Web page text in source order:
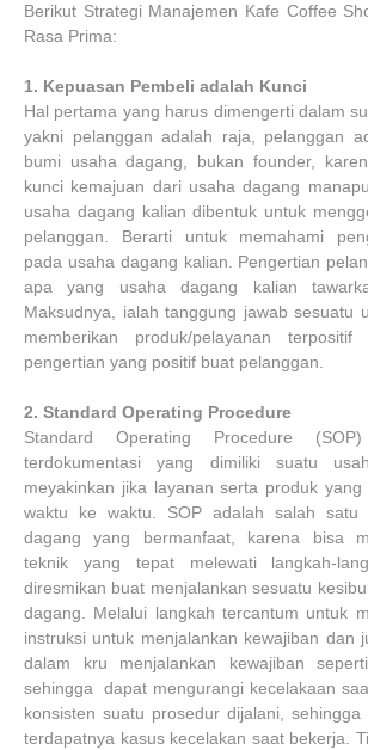
Berikut Strategi Manajemen Kafe Coffee
Rasa Prima:
1. Kepuasan Pembeli adalah Kunci
Hal pertama yang harus dimengerti dalam
yakni pelanggan adalah raja, pelanggan
bumi usaha dagang, bukan founder,
kunci kemajuan dari usaha dagang
usaha dagang kalian dibentuk untuk
pelanggan. Berarti untuk memahami
pada usaha dagang kalian. Pengertian
apa yang usaha dagang kalian
Maksudnya, ialah tanggung jawab sesuatu
memberikan produk/pelayanan terpositif
pengertian yang positif buat pelanggan.
2. Standard Operating Procedure
Standard Operating Procedure
terdokumentasi yang dimiliki suatu
meyakinkan jika layanan serta produk
waktu ke waktu. SOP adalah salah satu
dagang yang bermanfaat, karena bisa
teknik yang tepat melewati langkah-
diresmikan buat menjalankan sesuatu
dagang. Melalui langkah tercantum untuk
instruksi untuk menjalankan kewajiban dan
dalam kru menjalankan kewajiban
sehingga dapat mengurangi kecelakaan
konsisten suatu prosedur dijalani,
terdapatnya kasus kecelakan saat bekerja.